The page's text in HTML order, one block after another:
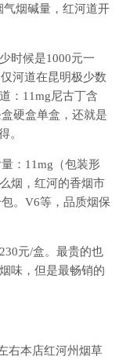
烟碱量，红河道开
时候是1000元一
河道在昆明极少数
：11mg尼古丁含
硬盒单盒，还就是
。
：11mg（包装形
烟，红河的香烟市
。V6等，品质烟保
元/盒。最贵的也
味，但是最畅销的
右本店红河州烟草